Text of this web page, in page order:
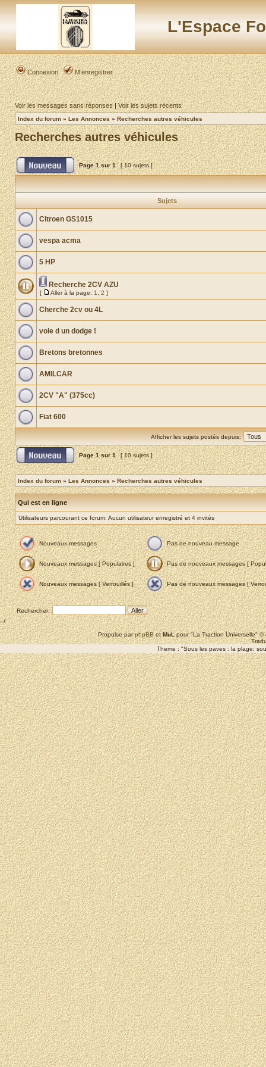
L'Espace
Connexion M’enregistrer
Voir les messages sans réponses|Voir les sujets récents
Index du forum » Les Annonces » Recherches autres véhicules
Recherches autres véhicules
Page1sur1 [ 10 sujets ]
Sujets
Citroen GS1015
vespa acma
5 HP
Recherche 2CV AZU
[ Aller à la page: 1 2 ]
Cherche 2cv ou 4L
vole d un dodge !
Bretons bretonnes
AMILCAR
2CV "A" (375cc)
Fiat 600
Afficher les sujets postés depuis:
Page1sur1 [ 10 sujets ]
Index du forum » Les Annonces » Recherches autres véhicules
Qui est en ligne
Utilisateurs parcourant ce forum: Aucun utilisateur enregistré et 4 invités
Nouveaux messages Pas de nouveau message
Nouveaux messages [ Populaires ] Pas de nouveaux messages [
Nouveaux messages [ Verrouillés ] Pas de nouveaux messages [
Rechercher:
--/
Propulse parphpBBetMuLpour "La Traction Universelle"
Theme : "Sous les paves : la plage;